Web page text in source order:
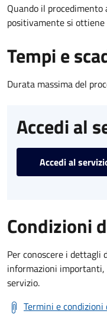
Quando il
positivamente si ottiene
Tempi e
Durata massima del
Accedi al
Accedi al
Condizioni
Per conoscere i dettagli
informazioni
servizio.
Termini e condizioni